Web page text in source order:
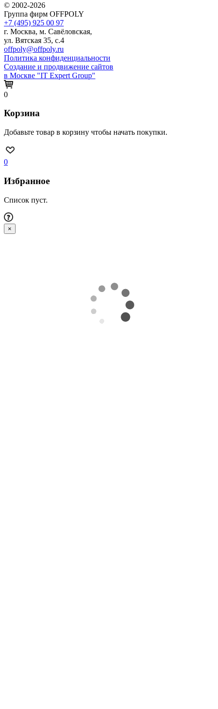
© 2002-2026
Группа фирм OFFPOLY
+7 (495) 925 00 97
г. Москва, м. Савёловская,
ул. Вятская 35, с.4
offpoly@offpoly.ru
Политика конфиденциальности
Создание и продвижение сайтов
в Москве "IT Expert Group"
0
Корзина
Добавьте товар в корзину чтобы начать покупки.
0
Избранное
Список пуст.
×